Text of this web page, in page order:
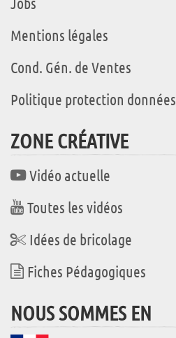
Mentions légales
Cond. Gén. de Ventes
Politique protection données
ZONE CRÉATIVE
Vidéo actuelle
Toutes les vidéos
Idées de bricolage
Fiches Pédagogiques
NOUS SOMMES EN